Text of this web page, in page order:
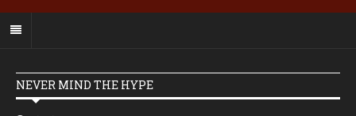
NEVER MIND THE HYPE